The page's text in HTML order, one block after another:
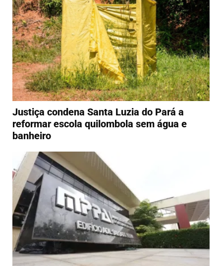
Justiça condena Santa Luzia do Pará a
reformar escola quilombola sem água e
banheiro